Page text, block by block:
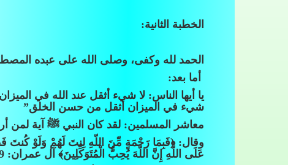
الخطبة الثانية:
الحمد لله وكفى، وصلى الله على عبده
أما بعد:
يا أيها الناس: لا شيء أثقل عند الله في
شيء في الميزان أثقل من حسن الخلق”
معاشر المسلمين: لقد كان النبي ﷺ آية لمن
وقال: ﴿فَبِمَا رَحْمَةٍ مِّنَ اللّهِ لِنتَ لَهُمْ وَلَوْ
عَلَى اللّهِ إِنَّ اللّهَ يُحِبُّ الْمُتَوَكِّلِينَ﴾ آل عمران: 159.